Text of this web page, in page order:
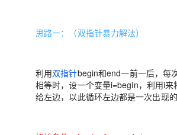
思路一：（双指针暴力解法）
利用双指针begin和end一前一后，每
相等时，设一个变量i=begin，利用i来
给左边，以此循环左边都是一次出现的